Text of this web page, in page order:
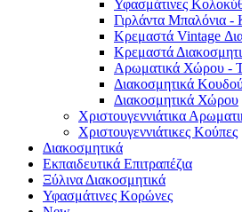
Υφασμάτινες
Γιρλάντα Μπαλόνια -
Κρεμαστά Vintage
Κρεμαστά
Αρωματικά Χώρου -
Διακοσμητικά
Διακοσμητικά Χώρου
Χριστουγεννιάτικα
Χριστουγεννιάτικες Κούπες
Διακοσμητικά
Εκπαιδευτικά Επιτραπέζια
Ξύλινα Διακοσμητικά
Υφασμάτινες Κορώνες